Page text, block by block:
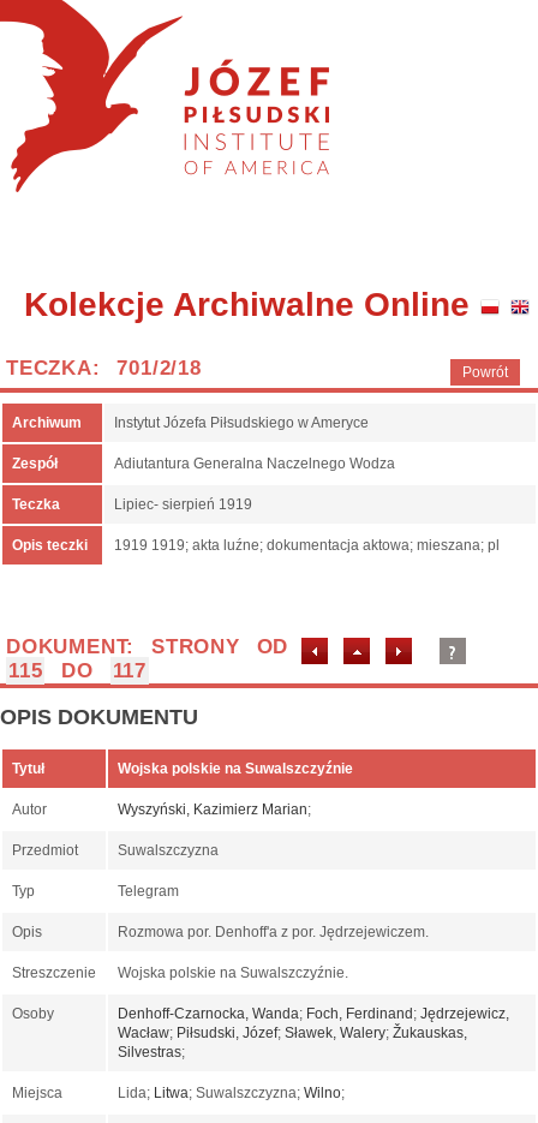
Kolekcje Archiwalne Online
Powrót
TECZKA: 701/2/18
Archiwum Instytut Józefa Piłsudskiego w Ameryce
Zespół Adiutantura Generalna Naczelnego Wodza
Teczka Lipiec- sierpień 1919
Opis teczki 1919 1919; akta luźne; dokumentacja aktowa; mieszana; pl
DOKUMENT: STRONY OD
115
DO 117
OPIS DOKUMENTU
Tytuł Wojska polskie na Suwalszczyźnie
Autor Wyszyński, Kazimierz Marian;
Przedmiot Suwalszczyzna
Typ Telegram
Opis Rozmowa por. Denhoff'a z por. Jędrzejewiczem.
Streszczenie Wojska polskie na Suwalszczyźnie.
Osoby Denhoff-Czarnocka, Wanda; Foch, Ferdinand ; Jędrzejewicz,
Wacław; Piłsudski, Józef; Sławek, Walery; Žukauskas,
Silvestras;
Miejsca Lida; Litwa; Suwalszczyzna; Wilno;